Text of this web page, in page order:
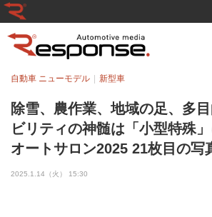
除雪、農作業、地域の足、多
ビリティの神髄は「小型特殊
オートサロン2025 21枚目の写
自動車 ニューモデル 新型車
2025.1.14（火） 15:30